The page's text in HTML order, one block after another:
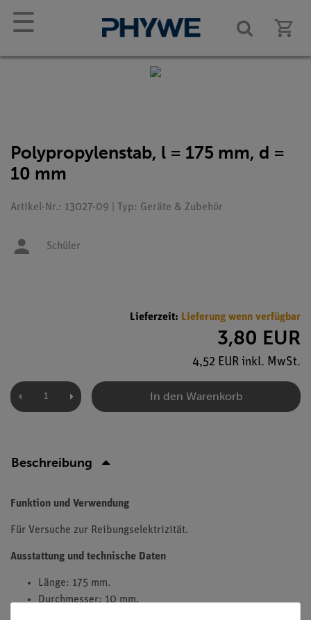
☰
Polypropylenstab, l = 175 mm, d =
10 mm
Artikel-Nr.: 13027-09 | Typ: Geräte & Zubehör
Schüler
Lieferzeit: Lieferung wenn verfügbar
3,80 EUR
4,52 EUR inkl. MwSt.
In den Warenkorb
Beschreibung
Funktion und Verwendung
Für Versuche zur Reibungselektrizität.
Ausstattung und technische Daten
Länge: 175 mm.
Durchmesser: 10 mm.